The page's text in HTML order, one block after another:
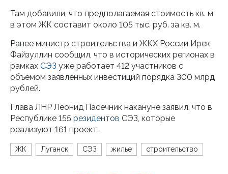
Там добавили, что предполагаемая стоимость кв. м
в этом ЖК составит около 105 тыс. руб. за кв. м.
Ранее министр строительства и ЖКХ России Ирек
Файзуллин сообщил, что в исторических регионах в
рамках СЭЗ уже работает 412 участников с
объемом заявленных инвестиций порядка 300 млрд
рублей.
Глава ЛНР Леонид Пасечник накануне заявил, что в
Республике 155 резидентов СЭЗ, которые
реализуют 161 проект.
ЖК Луганск СЭЗ жилье строительство